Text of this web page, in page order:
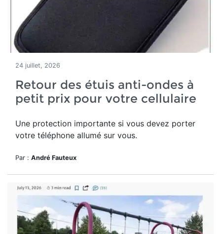
24 juillet, 2026
Retour des étuis anti-ondes à
petit prix pour votre cellulaire
Une protection importante si vous devez porter
votre téléphone allumé sur vous.
Par : André Fauteux